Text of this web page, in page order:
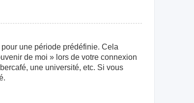
une période prédéfinie. Cela
de moi » lors de votre connexion
une université, etc. Si vous